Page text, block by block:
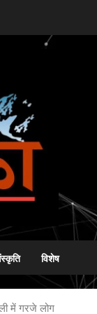
विशेष
में गरजे लोग